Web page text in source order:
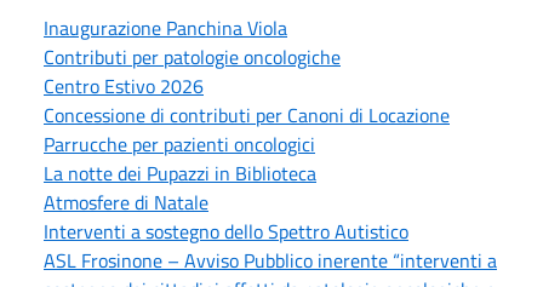
Inaugurazione Panchina Viola
Contributi per patologie oncologiche
Centro Estivo 2026
Concessione di contributi per Canoni di Locazione
Parrucche per pazienti oncologici
La notte dei Pupazzi in Biblioteca
Atmosfere di Natale
Interventi a sostegno dello Spettro Autistico
ASL Frosinone – Avviso Pubblico inerente “interventi a